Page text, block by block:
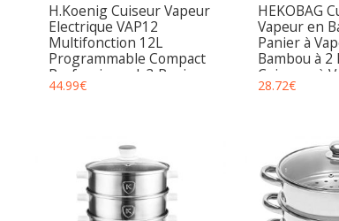
H.Koenig Cuiseur Vapeur
Electrique VAP12
Multifonction 12L
Programmable Compact
Professionnel, 3 Paniers
empilables amovibles
44.99€
HEKOBAG
Vapeur en
Panier à
Bambou à 2
Cuiseurs à
cm, Panier
Légumes,
28.72€